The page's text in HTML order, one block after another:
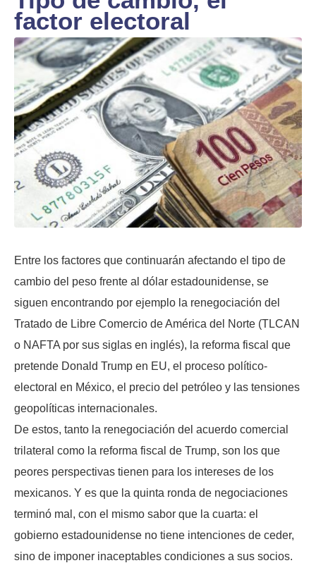
factor electoral
Entre los factores que continuarán afectando el tipo de
cambio del peso frente al dólar estadounidense, se
siguen encontrando por ejemplo la renegociación del
Tratado de Libre Comercio de América del Norte (TLCAN
o NAFTA por sus siglas en inglés), la reforma fiscal que
pretende Donald Trump en EU, el proceso político-
electoral en México, el precio del petróleo y las tensiones
geopolíticas internacionales.
De estos, tanto la renegociación del acuerdo comercial
trilateral como la reforma fiscal de Trump, son los que
peores perspectivas tienen para los intereses de los
mexicanos. Y es que la quinta ronda de negociaciones
terminó mal, con el mismo sabor que la cuarta: el
gobierno estadounidense no tiene intenciones de ceder,
sino de imponer inaceptables condiciones a sus socios.